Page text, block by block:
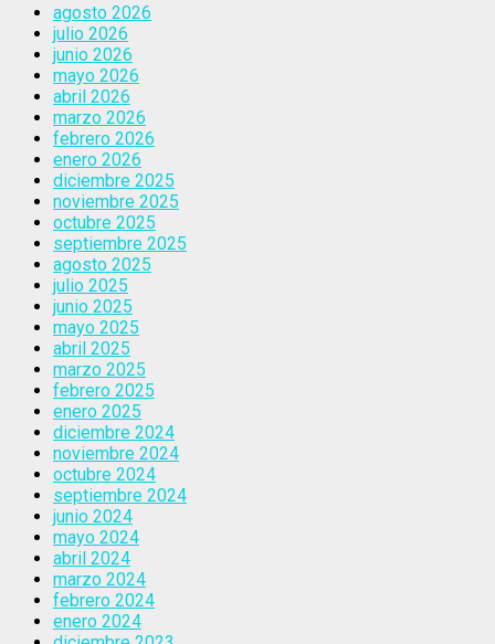
agosto 2026
julio 2026
junio 2026
mayo 2026
abril 2026
marzo 2026
febrero 2026
enero 2026
diciembre 2025
noviembre 2025
octubre 2025
septiembre 2025
agosto 2025
julio 2025
junio 2025
mayo 2025
abril 2025
marzo 2025
febrero 2025
enero 2025
diciembre 2024
noviembre 2024
octubre 2024
septiembre 2024
junio 2024
mayo 2024
abril 2024
marzo 2024
febrero 2024
enero 2024